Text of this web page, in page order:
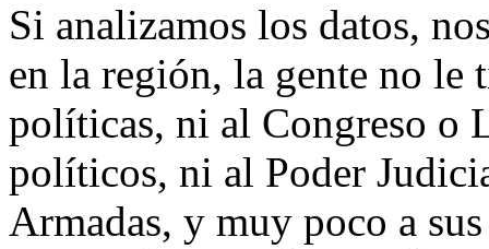
Si analizamos los datos,
en la región, la gente no le
políticas, ni al Congreso o
políticos, ni al Poder
Armadas, y muy poco a